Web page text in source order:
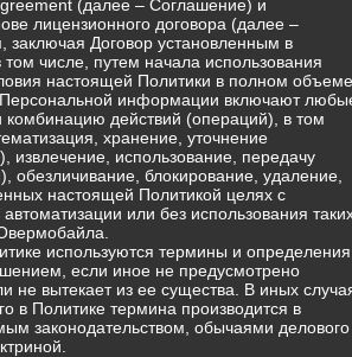
(далее – Соглашение) и
лицензионного договора (далее –
заключая Договор установленным в
числе, путем начала использования
настоящей Политики в полном объеме.
информации включают
комбинацию действий (операций), в том
хранение, уточнение
извлечение, использование, передачу
обезличивание, блокирование, удаление,
настоящей Политикой целях с
или без использования
используются термины и определения,
если иное не предусмотрено
не вытекает из ее существа. В иных
в Политике термина производится в
законодательством, обычаями делового